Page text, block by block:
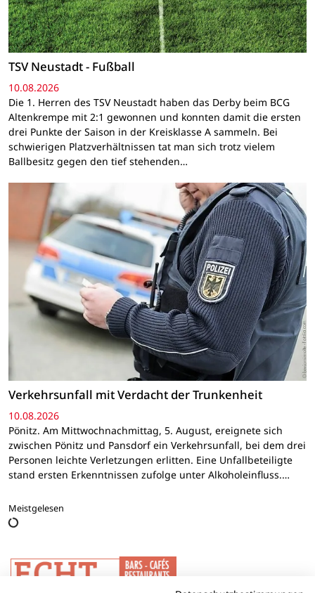
TSV Neustadt - Fußball
10.08.2026
Die 1. Herren des TSV Neustadt haben das Derby beim BCG
Altenkrempe mit 2:1 gewonnen und konnten damit die ersten
drei Punkte der Saison in der Kreisklasse A sammeln. Bei
schwierigen Platzverhältnissen tat man sich trotz vielem
Ballbesitz gegen den tief stehenden…
Verkehrsunfall mit Verdacht der Trunkenheit
10.08.2026
Pönitz. Am Mittwochnachmittag, 5. August, ereignete sich
zwischen Pönitz und Pansdorf ein Verkehrsunfall, bei dem drei
Personen leichte Verletzungen erlitten. Eine Unfallbeteiligte
stand ersten Erkenntnissen zufolge unter Alkoholeinfluss.…
Meistgelesen